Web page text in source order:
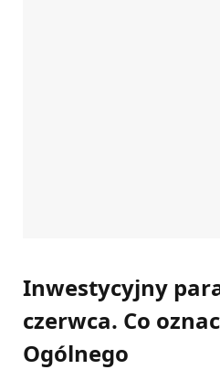
Inwestycyjny
czerwca. Co
Ogólnego